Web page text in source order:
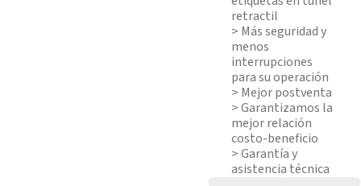
retractil
> Más seguridad y
menos
interrupciones
para su operación
> Mejor postventa
> Garantizamos la
mejor relación
costo-beneficio
> Garantía y
asistencia técnica